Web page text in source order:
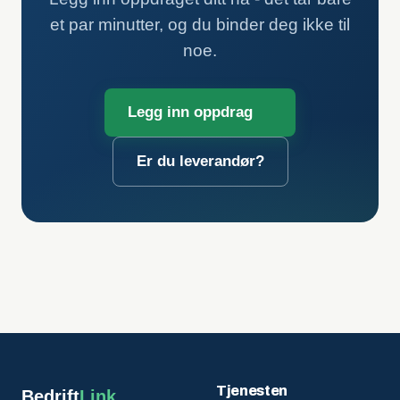
et par minutter, og du binder deg ikke til
noe.
Legg inn oppdrag
Er du leverandør?
Tjenesten